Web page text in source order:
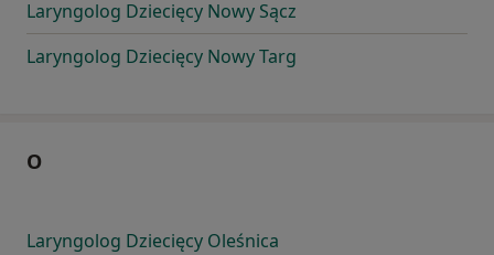
Laryngolog Dziecięcy Nowy Sącz
Laryngolog Dziecięcy Nowy Targ
O
Laryngolog Dziecięcy Oleśnica